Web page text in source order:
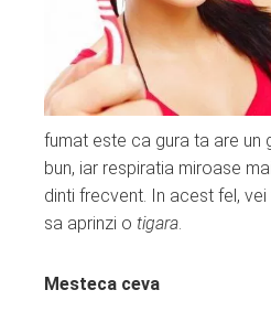
fumat este ca gura ta are un
bun, iar respiratia miroase
dinti frecvent. In acest fel,
sa aprinzi o tigara.
Mesteca ceva